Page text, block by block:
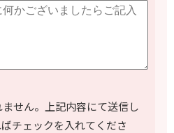
せん。上記内容にて送信し
チェックを入れてくださ